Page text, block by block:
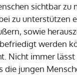
sichtbar zu
zu unterstützen
sowie
werden
Nicht immer lässt
die jungen